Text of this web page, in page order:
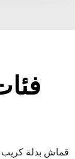
قماش بدلة كريب